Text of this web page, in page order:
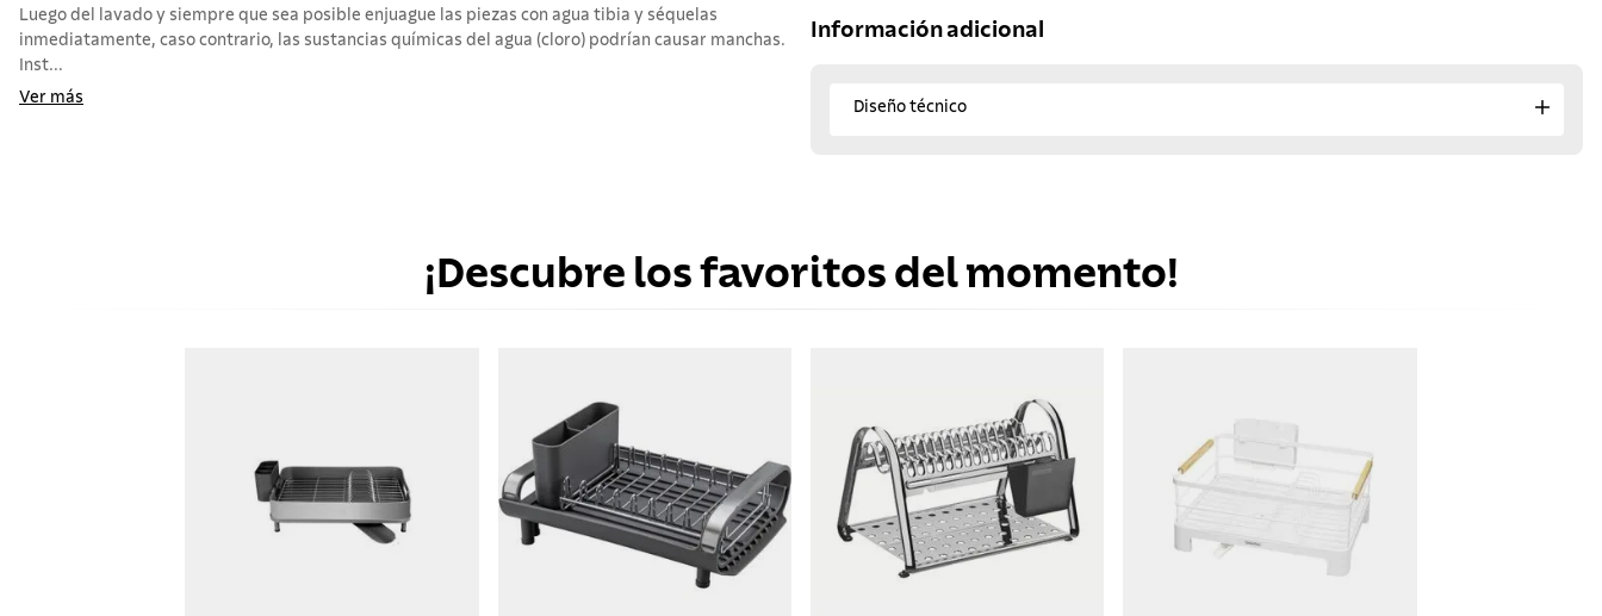
Luego del lavado y siempre que sea posible enjuague las piezas con agua tibia y séquelas
inmediatamente, caso contrario, las sustancias químicas del agua (cloro) podrían causar manchas.
Inst...
Ver más
Información adicional
Diseño técnico
¡Descubre los favoritos del momento!